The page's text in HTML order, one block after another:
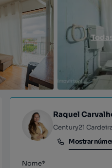
Raquel
Century21
Mostrar
Mostrar
Nome*